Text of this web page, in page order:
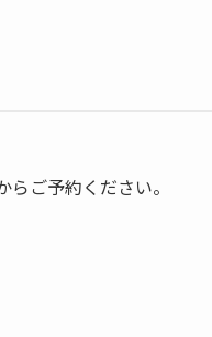
ご予約ください。